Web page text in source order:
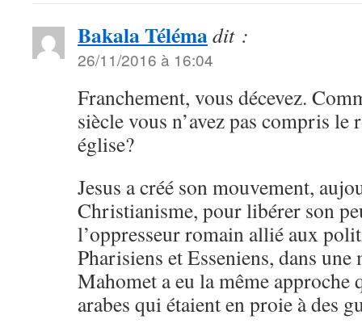
Bakala Télémadit :
26/11/2016 à 16:04
Franchement, vous décevez.
siècle vous n’avez pas compris le
église?
Jesus a créé son mouvement,
Christianisme, pour libérer son
l’oppresseur romain allié aux
Pharisiens et Esseniens, dans
Mahomet a eu la même approche
arabes qui étaient en proie à des